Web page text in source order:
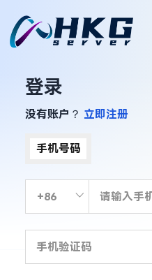
登录
没有账户？ 立即注册
手机号码